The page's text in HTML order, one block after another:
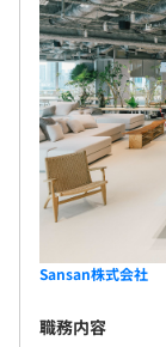
Sansan株式会社
職務内容